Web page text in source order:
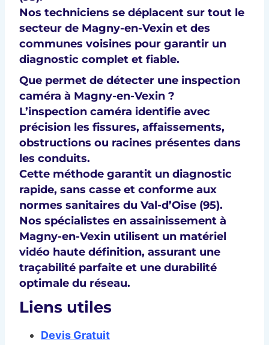
Nos techniciens se déplacent sur tout le
secteur de Magny-en-Vexin et des
communes voisines pour garantir un
diagnostic complet et fiable.
Que permet de détecter une inspection
caméra à Magny-en-Vexin ?
L’inspection caméra identifie avec
précision les fissures, affaissements,
obstructions ou racines présentes dans
les conduits.
Cette méthode garantit un diagnostic
rapide, sans casse et conforme aux
normes sanitaires du Val-d’Oise (95).
Nos spécialistes en assainissement à
Magny-en-Vexin utilisent un matériel
vidéo haute définition, assurant une
traçabilité parfaite et une durabilité
optimale du réseau.
Liens utiles
Devis Gratuit